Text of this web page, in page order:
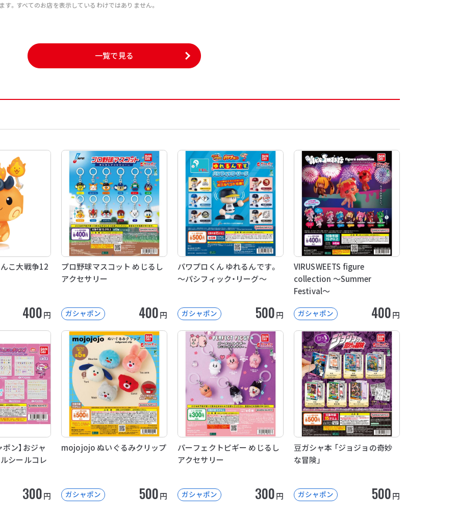
。すべてのお店を表示しているわけではありません。
一覧で見る
こ大戦争12
400円
プロ野球マスコット めじるし
アクセサリー
ガシャポン 400円
パワプロくん ゆれるんです。
～パシフィック・リーグ～
ガシャポン 500円
VIRUSWEETS figure
collection ～Summer
Festival～
ガシャポン 400円
ン】おジャ
シールコレ
300円
mojojojo ぬいぐるみクリップ
ガシャポン 500円
パーフェクトピギー めじるし
アクセサリー
ガシャポン 300円
豆ガシャ本 「ジョジョの奇妙
な冒険」
ガシャポン 500円